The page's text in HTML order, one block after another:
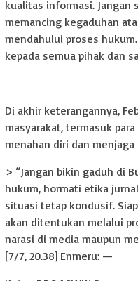
kualitas informasi. Jangan
memancing kegaduhan
mendahului proses
kepada semua pihak dan
Di akhir keterangannya,
masyarakat, termasuk
menahan diri dan
> “Jangan bikin gaduh di
hukum, hormati etika
situasi tetap kondusif.
akan ditentukan melalui
narasi di media maupun
[7/7, 20.38] Enmeru: —